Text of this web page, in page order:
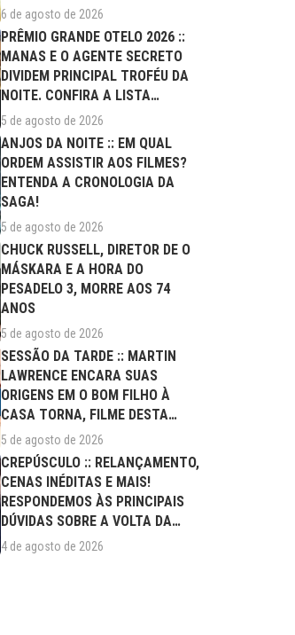
6 de agosto de 2026
PRÊMIO GRANDE OTELO 2026 ::
MANAS E O AGENTE SECRETO
DIVIDEM PRINCIPAL TROFÉU DA
NOITE. CONFIRA A LISTA
COMPLETA DE...
5 de agosto de 2026
ANJOS DA NOITE :: EM QUAL
ORDEM ASSISTIR AOS FILMES?
ENTENDA A CRONOLOGIA DA
SAGA!
5 de agosto de 2026
CHUCK RUSSELL, DIRETOR DE O
MÁSKARA E A HORA DO
PESADELO 3, MORRE AOS 74
ANOS
5 de agosto de 2026
SESSÃO DA TARDE :: MARTIN
LAWRENCE ENCARA SUAS
ORIGENS EM O BOM FILHO À
CASA TORNA, FILME DESTA
QUARTA (05/08)
5 de agosto de 2026
CREPÚSCULO :: RELANÇAMENTO,
CENAS INÉDITAS E MAIS!
RESPONDEMOS ÀS PRINCIPAIS
DÚVIDAS SOBRE A VOLTA DA
SAGA AOS CINEMAS
4 de agosto de 2026